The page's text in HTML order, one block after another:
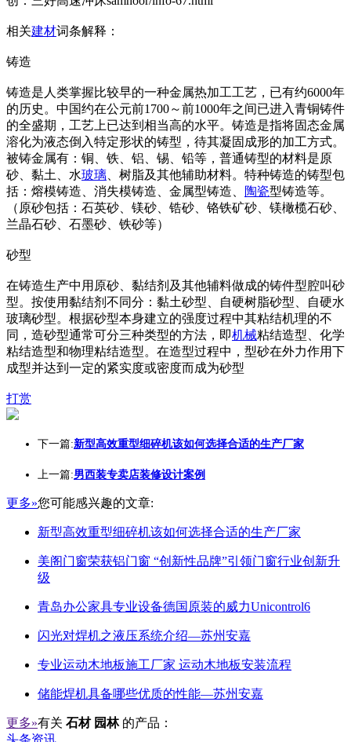
相关建材词条解释：
铸造
铸造是人类掌握比较早的一种金属热加工工艺，已有约6000年
的历史。中国约在公元前1700～前1000年之间已进入青铜铸件
的全盛期，工艺上已达到相当高的水平。铸造是指将固态金属
溶化为液态倒入特定形状的铸型，待其凝固成形的加工方式。
被铸金属有：铜、铁、铝、锡、铅等，普通铸型的材料是原
砂、黏土、水玻璃 、树脂及其他辅助材料。特种铸造的铸型包
括：熔模铸造、消失模铸造、金属型铸造、
陶瓷型铸造等。
（原砂包括：石英砂、镁砂、锆砂、铬铁矿砂、镁橄榄石砂、
兰晶石砂、石墨砂、铁砂等）
砂型
在铸造生产中用原砂、黏结剂及其他辅料做成的铸件型腔叫砂
型。按使用黏结剂不同分：黏土砂型、自硬树脂砂型、自硬水
玻璃砂型。根据砂型本身建立的强度过程中其粘结机理的不
同，造砂型通常可分三种类型的方法，即机械粘结造型、化学
粘结造型和物理粘结造型。在造型过程中，型砂在外力作用下
成型并达到一定的紧实度或密度而成为砂型
打赏
下一篇:新型高效重型细碎机该如何选择合适的生产厂家
上一篇:男西装专卖店装修设计案例
更多»您可能感兴趣的文章:
新型高效重型细碎机该如何选择合适的生产厂家
美阁门窗荣获铝门窗 “创新性品牌”引领门窗行业创新升
级
青岛办公家具专业设备德国原装的威力Unicontrol6
闪光对焊机之液压系统介绍—苏州安嘉
专业运动木地板施工厂家 运动木地板安装流程
储能焊机具备哪些优质的性能—苏州安嘉
更多»有关 石材 园林 的产品：
头条资讯